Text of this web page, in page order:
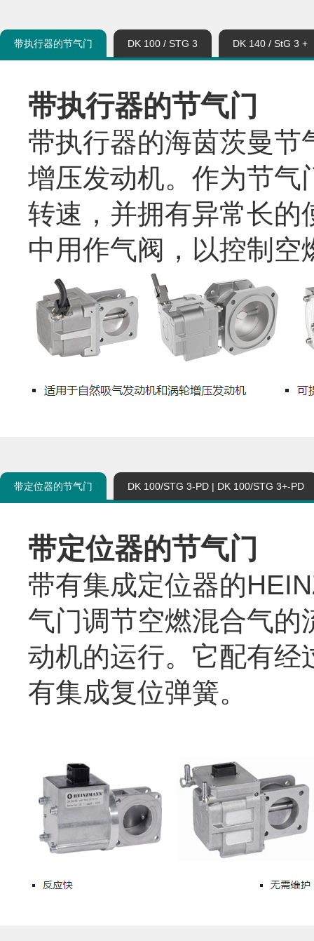
带执行器的节气门 DK 100 / STG 3 DK 140 / StG 3 +
带执行器的节气门
带执行器的海茵茨曼
增压发动机。 作为节气
转速，并拥有异常长的
中用作气阀，以控制空
带定位器的节气门 DK 100/STG 3-PD | DK 100/STG 3+-PD
带定位器的节气门
带有集成定位器的
气门调节空燃混合气
动机的运行。它配有经
有集成复位弹簧。